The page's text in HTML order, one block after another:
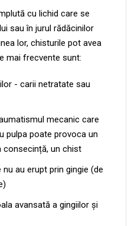
cu lichid care se
sau în jurul rădăcinilor
lor, chisturile pot avea
mai frecvente sunt:
- carii netratate sau
mecanic care
pulpa poate provoca un
consecință, un chist
au erupt prin gingie (de
avansată a gingiilor și